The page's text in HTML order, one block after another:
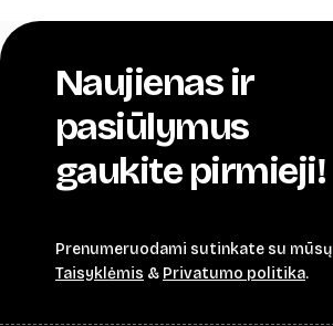
Naujienas ir
pasiūlymus
gaukite pirmieji!
Prenumeruodami sutinkate su mūsų
Taisyklėmis & Privatumo politika.